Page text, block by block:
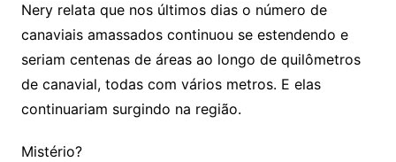
Nery relata que nos últimos dias o número de
canaviais amassados continuou se estendendo e
seriam centenas de áreas ao longo de quilômetros
de canavial, todas com vários metros. E elas
continuariam surgindo na região.
Mistério?